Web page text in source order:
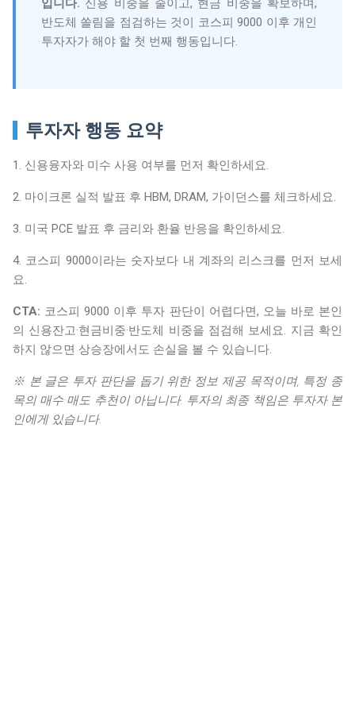
반도체 쏠림을 점검하는 것이 코스피 9000 이후 개인
투자자가 해야 할 첫 번째 행동입니다.
투자자 행동 요약
1. 신용융자와 미수 사용 여부를 먼저 확인하세요.
2. 마이크론 실적 발표 후 HBM, DRAM, 가이던스를 체크하세요.
3. 미국 PCE 발표 후 금리와 환율 반응을 확인하세요.
4. 코스피 9000이라는 숫자보다 내 계좌의 리스크를 먼저 보세
요.
CTA: 코스피 9000 이후 투자 판단이 어렵다면, 오늘 바로 본인
의 신용잔고·현금비중·반도체 비중을 점검해 보세요. 지금 확인
하지 않으면 상승장에서도 손실을 볼 수 있습니다.
※ 본 글은 투자 판단을 돕기 위한 정보 제공 목적이며, 특정 종
목의 매수·매도 추천이 아닙니다. 투자의 최종 책임은 투자자 본
인에게 있습니다.